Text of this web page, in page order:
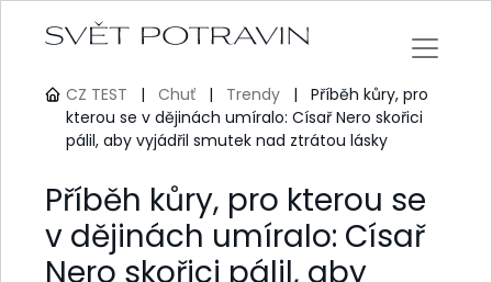
CZ TEST | Chuť | Trendy |
Příběh kůry, pro
kterou se v dějinách umíralo: Císař Nero skořici
pálil, aby vyjádřil smutek nad ztrátou lásky
Příběh kůry, pro kterou se
v dějinách umíralo: Císař
Nero skořici pálil, aby